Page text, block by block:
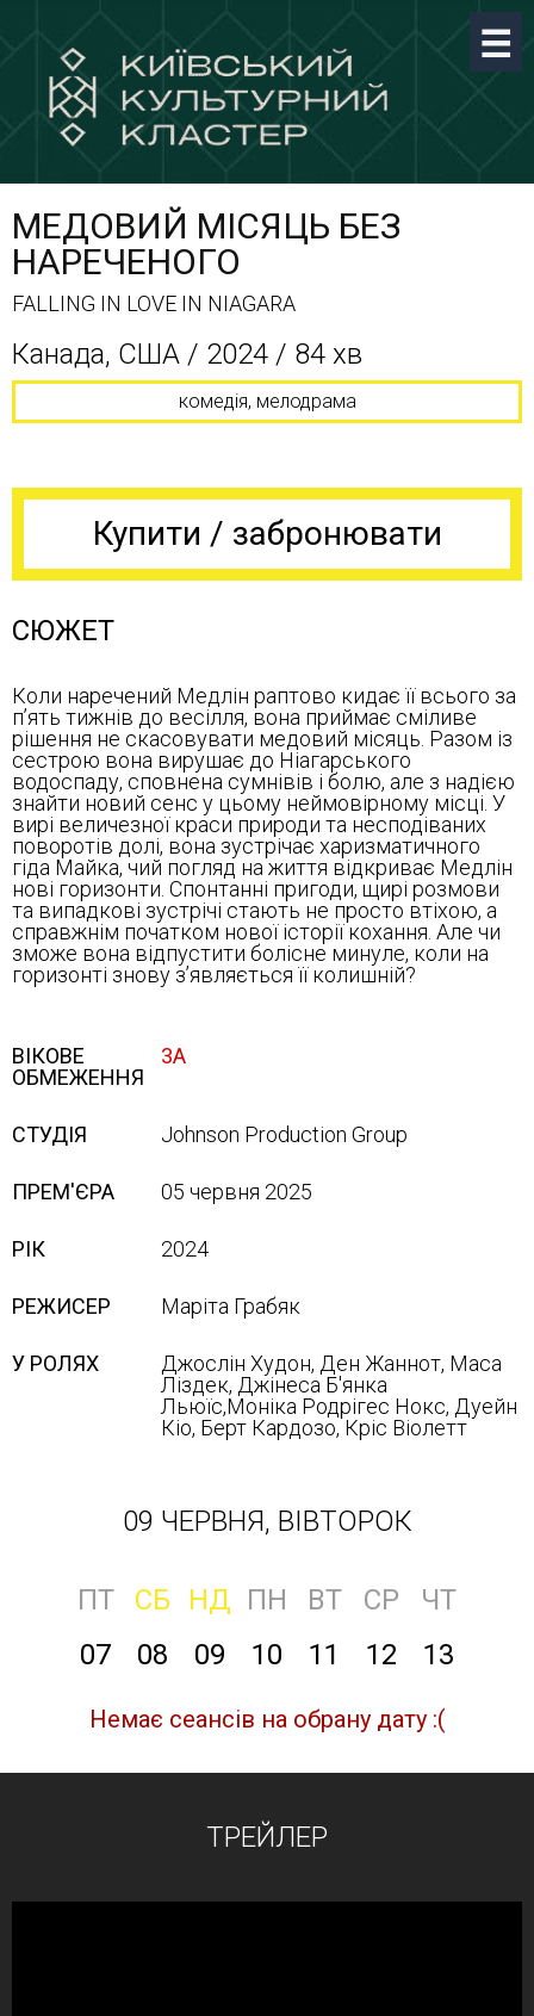
МЕДОВИЙ МІСЯЦЬ БЕЗ
НАРЕЧЕНОГО
FALLING IN LOVE IN NIAGARA
Канада, США / 2024 / 84 хв
комедія, мелодрама
Купити / забронювати
СЮЖЕТ
Коли наречений Медлін раптово кидає її всього за
п’ять тижнів до весілля, вона приймає сміливе
рішення не скасовувати медовий місяць. Разом із
сестрою вона вирушає до Ніагарського
водоспаду, сповнена сумнівів і болю, але з надією
знайти новий сенс у цьому неймовірному місці. У
вирі величезної краси природи та несподіваних
поворотів долі, вона зустрічає харизматичного
гіда Майка, чий погляд на життя відкриває Медлін
нові горизонти. Спонтанні пригоди, щирі розмови
та випадкові зустрічі стають не просто втіхою, а
справжнім початком нової історії кохання. Але чи
зможе вона відпустити болісне минуле, коли на
горизонті знову з’являється її колишній?
ВІКОВЕ
ОБМЕЖЕННЯ
3А
СТУДІЯ Johnson Production Group
ПРЕМ'ЄРА 05 червня 2025
РІК 2024
РЕЖИСЕР Маріта Грабяк
У РОЛЯХ
Джослін Худон, Ден Жаннот, Маса
Ліздек, Джінеса Б'янка
Льюїс,Моніка Родрігес Нокс, Дуейн
Кіо, Берт Кардозо, Кріс Віолетт
09 ЧЕРВНЯ, ВІВТОРОК
ПТ СБ НД ПН ВТ СР
ЧТ
07
08 09 10 11 12 13
Немає сеансів на обрану дату :(
ТРЕЙЛЕР